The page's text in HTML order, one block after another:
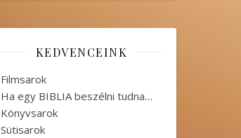
KEDVENCEINK
Filmsarok
Ha egy BIBLIA beszélni tudna…
Könyvsarok
Sütisarok